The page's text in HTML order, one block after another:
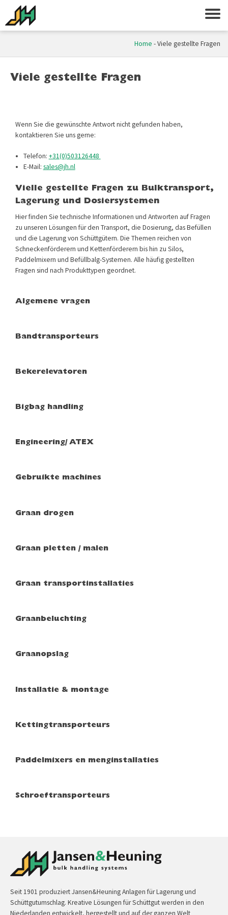
Home -Viele gestellte Fragen
Viele gestellte Fragen
Wenn Sie die gewünschte Antwort nicht gefunden haben,
kontaktieren Sie uns gerne:
Telefon: +31(0)503126448
E-Mail: sales@jh.nl
Vielle gestellte Fragen zu Bulk­transport,
Lagerung und Dosiersystemen
Hier finden Sie technische Informationen und Antworten auf Fragen
zu unseren Lösungen für den Transport, die Dosierung, das Befüllen
und die Lagerung von Schüttgütern. Die Themen reichen von
Schneckenförderern und Kettenförderern bis hin zu Silos,
Paddelmixern und Befüllbalg-Systemen. Alle häufig gestellten
Fragen sind nach Produkttypen geordnet.
Algemene vragen
Bandtransporteurs
Bekerelevatoren
Bigbag handling
Engineering/ ATEX
Gebruikte machines
Graan drogen
Graan pletten / malen
Graan transportinstallaties
Graanbeluchting
Graanopslag
Installatie & montage
Kettingtransporteurs
Paddelmixers en menginstallaties
Schroeftransporteurs
Seit 1901 produziert Jansen&Heuning Anlagen für Lagerung und
Schüttgutumschlag. Kreative Lösungen für Schüttgut werden in den
Niederlanden entwickelt, hergestellt und auf der ganzen Welt